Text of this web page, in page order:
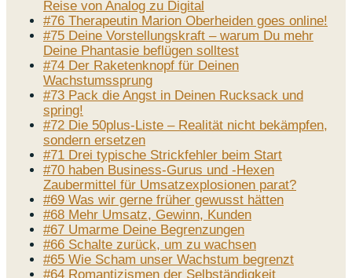
Reise von Analog zu Digital
#76 Therapeutin Marion Oberheiden goes online!
#75 Deine Vorstellungskraft – warum Du mehr
Deine Phantasie beflügen solltest
#74 Der Raketenknopf für Deinen
Wachstumssprung
#73 Pack die Angst in Deinen Rucksack und
spring!
#72 Die 50plus-Liste – Realität nicht bekämpfen,
sondern ersetzen
#71 Drei typische Strickfehler beim Start
#70 haben Business-Gurus und -Hexen
Zaubermittel für Umsatzexplosionen parat?
#69 Was wir gerne früher gewusst hätten
#68 Mehr Umsatz, Gewinn, Kunden
#67 Umarme Deine Begrenzungen
#66 Schalte zurück, um zu wachsen
#65 Wie Scham unser Wachstum begrenzt
#64 Romantizismen der Selbständigkeit